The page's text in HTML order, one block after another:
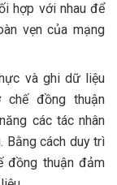
hợp với nhau để
vẹn của mạng
và ghi dữ liệu
chế đồng thuận
các tác nhân
Bằng cách duy trì
đồng thuận đảm